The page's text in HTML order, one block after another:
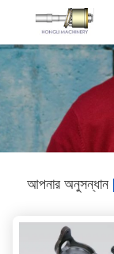
আপনার অনুসন্ধান